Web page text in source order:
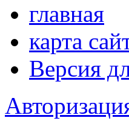
главная
карта
Версия